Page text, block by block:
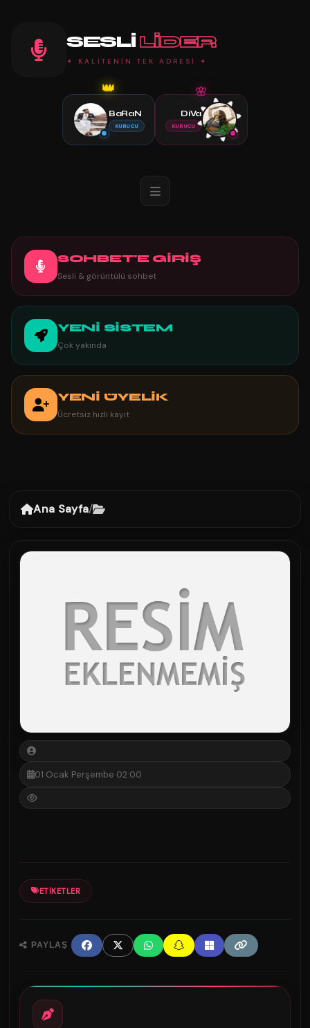
SESLI LIDER
✦ KALİTENİN TEK ADRESİ ✦
👑
BaRaN
KURUCU
🌸
DiVa
KURUCU
SOHBET'E GİRİŞ
Sesli & görüntülü sohbet
YENİ SİSTEM
Çok yakında
YENİ ÜYELİK
Ücretsiz hızlı kayıt
Ana Sayfa/
01 Ocak Perşembe 02:00
ETIKETLER
PAYLAŞ